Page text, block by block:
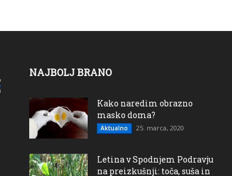
NAJBOLJ BRANO
Kako naredim obrazno
masko doma?
Aktualno 25. marca, 2020
Letina v Spodnjem Podravju
na preizkušnji: toča, suša in